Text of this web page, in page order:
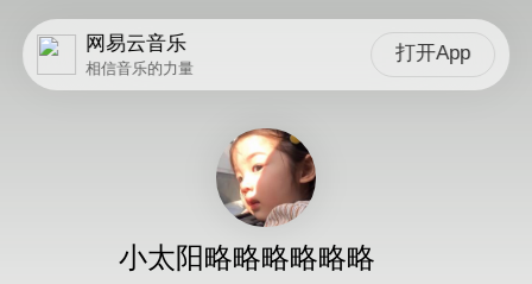
网易云音乐
相信音乐的力量
打开App
小太阳略略略略略略